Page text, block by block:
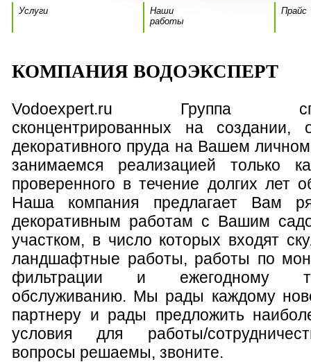
Услуги
Наши
работы
Прайс
КОМПАНИЯ ВОДОЭКСПЕРТ
Vodoexpert.ru Группа
сконцентрированных на создании,
декоративного пруда на Вашем
занимаемся реализацией только
проверенного в течение долгих лет
Наша компания предлагает Вам
декоративным работам с Вашим
участком, в число которых входят
ландшафтные работы, работы по
фильтрации и ежегодному
обслуживанию. Мы рады каждому
партнеру и рады предложить
условия для работы/
вопросы решаемы, звоните.